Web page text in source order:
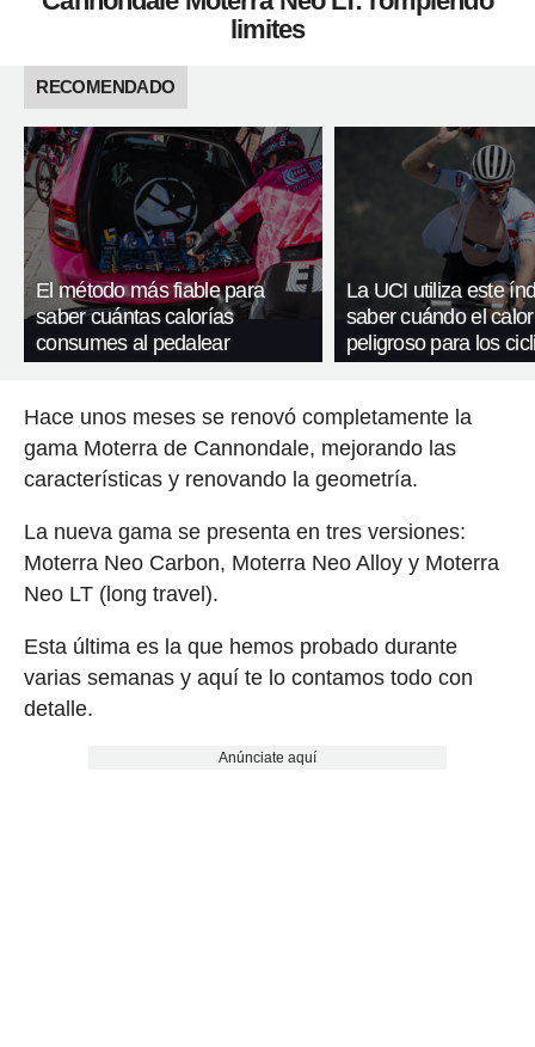
limites
RECOMENDADO
El método más fiable para
saber cuántas calorías
consumes al pedalear
La UCI utiliza este
saber cuándo el
peligroso para los
Hace unos meses se renovó completamente la
gama Moterra de Cannondale, mejorando las
características y renovando la geometría.
La nueva gama se presenta en tres versiones:
Moterra Neo Carbon, Moterra Neo Alloy y Moterra
Neo LT (long travel).
Esta última es la que hemos probado durante
varias semanas y aquí te lo contamos todo con
detalle.
Anúnciate aquí